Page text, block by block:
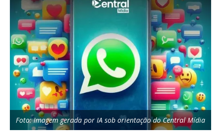
Foto: Imagem gerada por IA sob orientação do Central Mídia